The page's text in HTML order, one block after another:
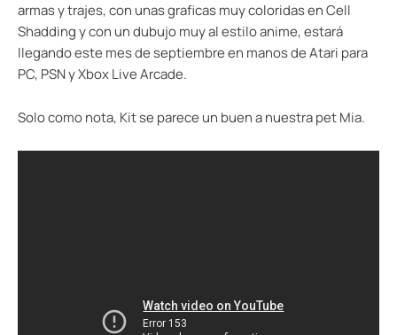
armas y trajes, con unas graficas muy coloridas en Cell
Shadding y con un dubujo muy al estilo anime, estará
llegando este mes de septiembre en manos de Atari para
PC, PSN y Xbox Live Arcade.
Solo como nota, Kit se parece un buen a nuestra pet Mia.